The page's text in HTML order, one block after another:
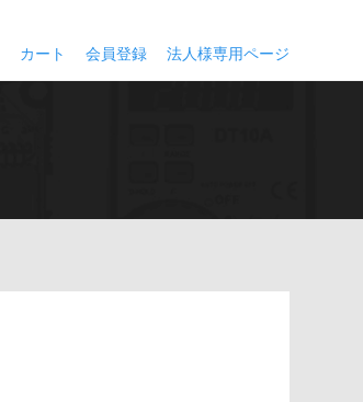
カート 会員登録 法人様専用ページ